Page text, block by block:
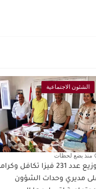
الشئون الاجتماعية
منذ بضع لحظات
توزيع عدد 231 فيزا تكافل
مديري وحدات الشؤون